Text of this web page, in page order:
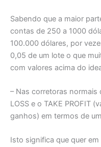
Sabendo que a maior
contas de 250 a 1000
100.000 dólares, por
0,05 de um lote o que
com valores acima do
– Nas corretoras normais
LOSS e o TAKE PROFIT
ganhos) em termos de
Isto significa que quer